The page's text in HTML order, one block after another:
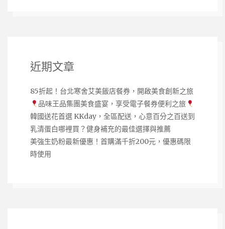
近期文章
85折起！台北寒舍艾美飯店餐券，開啟美食創新之旅
品味王品集團美食盛宴，享受電子餐券便利之旅
韓國送花首選 KKday，全區配送，心意百分之百送到
乳清蛋白哪裡買？健身補充的最佳選擇與推薦
美強生奶粉最新優惠！首購滿千折200元，優惠碼限
時使用